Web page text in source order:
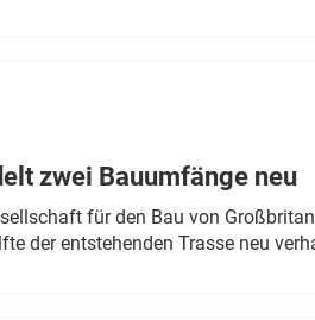
zwei Bauumfänge neu
für den Bau von
der entstehenden Trasse neu